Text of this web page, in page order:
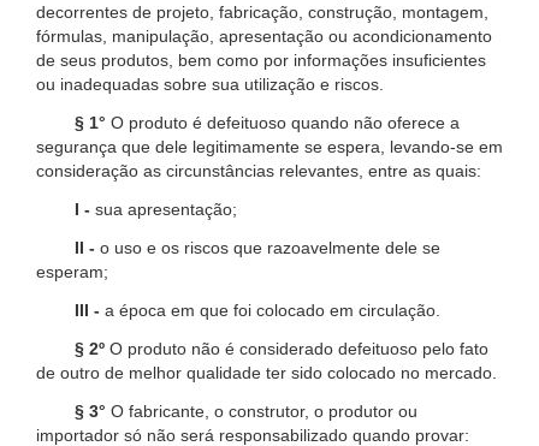
decorrentes de projeto, fabricação, construção, montagem,
fórmulas, manipulação, apresentação ou acondicionamento
de seus produtos, bem como por informações insuficientes
ou inadequadas sobre sua utilização e riscos.
§ 1° O produto é defeituoso quando não oferece a
segurança que dele legitimamente se espera, levando-se em
consideração as circunstâncias relevantes, entre as quais:
I - sua apresentação;
II - o uso e os riscos que razoavelmente dele se
esperam;
III - a época em que foi colocado em circulação.
§ 2º O produto não é considerado defeituoso pelo fato
de outro de melhor qualidade ter sido colocado no mercado.
§ 3° O fabricante, o construtor, o produtor ou
importador só não será responsabilizado quando provar: